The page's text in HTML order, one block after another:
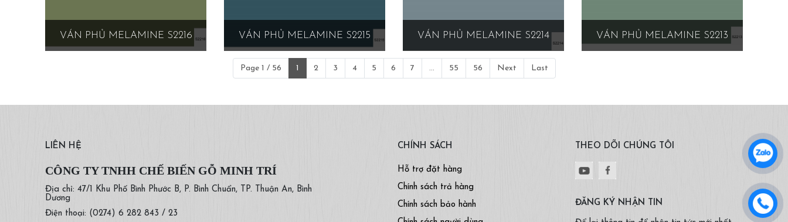
VÁN PHỦ MELAMINE S2216 VÁN PHỦ MELAMINE S2215 VÁN PHỦ MELAMINE S2214 VÁN PHỦ MELAMINE S2213
Page 1 / 56 1 2 3 4 5 6 7 ... 55 56 Next Last
LIÊN HỆ
CÔNG TY TNHH CHẾ BIẾN GỖ MINH TRÍ
Địa chỉ: 47/1 Khu Phố Bình Phước B, P. Bình Chuẩn, TP. Thuận An, Bình
Dương
Điện thoại: (0274) 6 282 843 / 23
CHÍNH SÁCH
Hỗ trợ đặt hàng
Chính sách trả hàng
Chính sách bảo hành
THEO DÕI CHÚNG TÔI
ĐĂNG KÝ NHẬN TIN